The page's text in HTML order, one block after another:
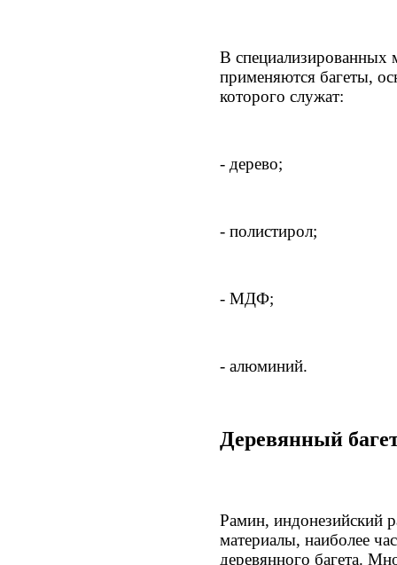
В специализированных
применяются багеты,
которого служат:
- дерево;
- полистирол;
- МДФ;
- алюминий.
Деревянный
Рамин, индонезийский
материалы, наиболее
деревянного багета.